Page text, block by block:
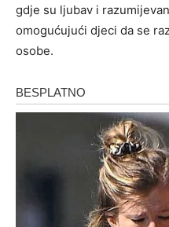
gdje su ljubav i
omogućujući djeci da se
osobe.